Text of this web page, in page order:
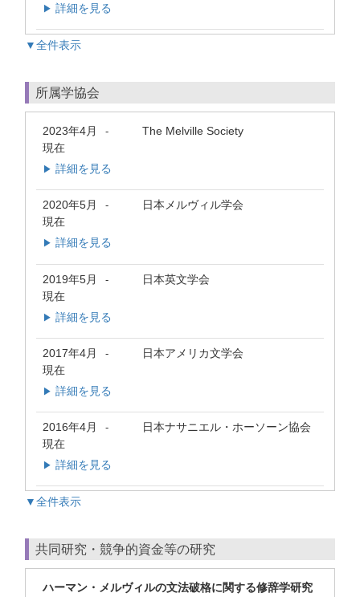
▶ 詳細を見る
▼全件表示
所属学協会
2023年4月 -
現在
The Melville Society
▶ 詳細を見る
2020年5月 -
現在
日本メルヴィル学会
▶ 詳細を見る
2019年5月 -
現在
日本英文学会
▶ 詳細を見る
2017年4月 -
現在
日本アメリカ文学会
▶ 詳細を見る
2016年4月 -
現在
日本ナサニエル・ホーソーン協会
▶ 詳細を見る
▼全件表示
共同研究・競争的資金等の研究
ハーマン・メルヴィルの文法破格に関する修辞学研究